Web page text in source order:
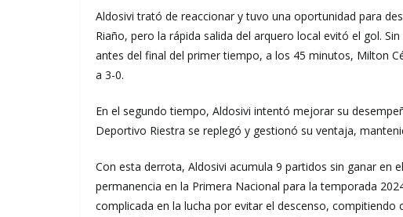
Aldosivi trató de reaccionar y tuvo una oportunidad para
Riaño, pero la rápida salida del arquero local evitó el gol.
antes del final del primer tiempo, a los 45 minutos, Milton
a 3-0.
En el segundo tiempo, Aldosivi intentó mejorar su
Deportivo Riestra se replegó y gestionó su ventaja,
Con esta derrota, Aldosivi acumula 9 partidos sin ganar en
permanencia en la Primera Nacional para la temporada
complicada en la lucha por evitar el descenso,